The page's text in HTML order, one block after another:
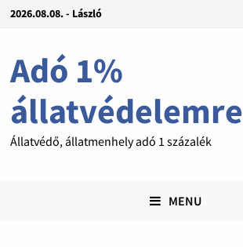
2026.08.08. - László
Adó 1%
állatvédelemre
Állatvédő, állatmenhely adó 1 százalék
MENU